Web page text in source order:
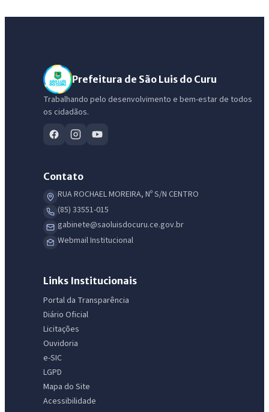
Prefeitura de São Luis do Curu
Trabalhando pelo desenvolvimento e bem-estar de todos
os cidadãos.
Contato
RUA ROCHAEL MOREIRA, Nº S/N CENTRO
(85) 33551-015
gabinete@saoluisdocuru.ce.gov.br
Webmail Institucional
Links Institucionais
Portal da Transparência
Diário Oficial
Licitações
Ouvidoria
e-SIC
LGPD
Mapa do Site
Acessibilidade
IntGest AI
Assistente do Portal